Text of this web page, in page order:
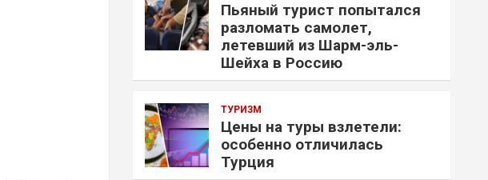
Пьяный турист попытался
разломать самолет,
летевший из Шарм-эль-
Шейха в Россию
ТУРИЗМ
Цены на туры взлетели:
особенно отличилась
Турция